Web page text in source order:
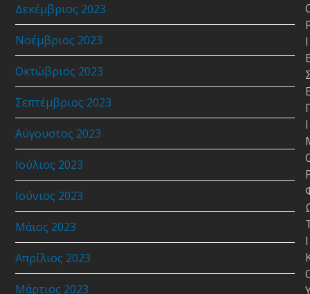
Δεκέμβριος 2023
Νοέμβριος 2023
Οκτώβριος 2023
Σεπτέμβριος 2023
Αύγουστος 2023
Ιούλιος 2023
Ιούνιος 2023
Μάιος 2023
Απρίλιος 2023
Μάρτιος 2023
Ι
Ι
Ι